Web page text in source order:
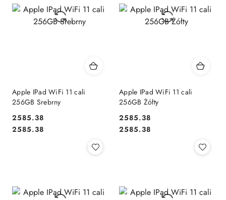
Apple IPad WiFi 11 cali
256GB Srebrny
Cena:
2585.38
Cena:
2585.38
Apple IPad WiFi 11 cali
256GB Żółty
Cena:
2585.38
Cena:
2585.38